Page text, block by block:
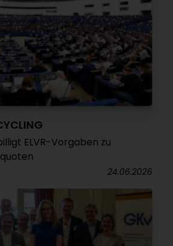
ELVR-Vorgaben zu
24.06.2026